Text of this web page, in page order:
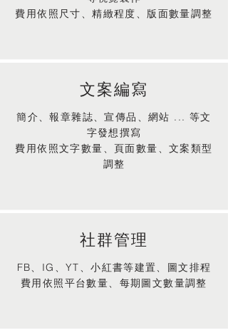
費用依照尺寸、精緻程度、版面數量調整
文案編寫
簡介、報章雜誌、宣傳品、網站 ... 等文
字發想撰寫
費用依照文字數量、頁面數量、文案類型
調整
社群管理
FB、IG、YT、小紅書等建置、圖文排程
費用依照平台數量、每期圖文數量調整